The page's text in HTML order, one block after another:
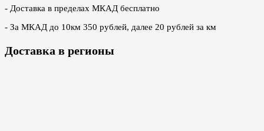
- Доставка в пределах МКАД бесплатно
- За МКАД до 10км 350 рублей, далее 20 рублей за км
Доставка в регионы